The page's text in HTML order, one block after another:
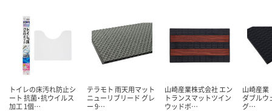
トイレの床汚れ防止シ
ート 抗菌・抗ウイルス
加工 1個…
テラモト 雨天用マット
ニューリブリード グレ
ー 9…
山崎産業株式会社 エン
トランスマットツイン
ウッドボ…
山崎産
ダブルウ
グ…